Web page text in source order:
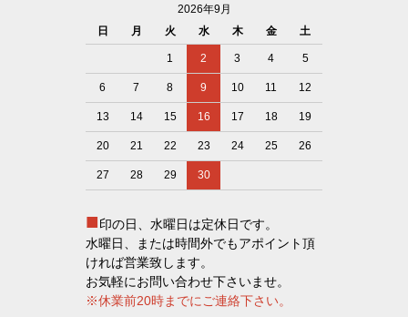
2026年9月
日
月 火 水 木 金 土
1 2 3 4 5
6 7 8 9 10 11 12
13 14 15 16 17 18 19
20 21 22 23 24 25 26
27 28 29 30
■印の日、水曜日は定休日です。
水曜日、または時間外でもアポイント頂
ければ営業致します。
お気軽にお問い合わせ下さいませ。
※休業前20時までにご連絡下さい。